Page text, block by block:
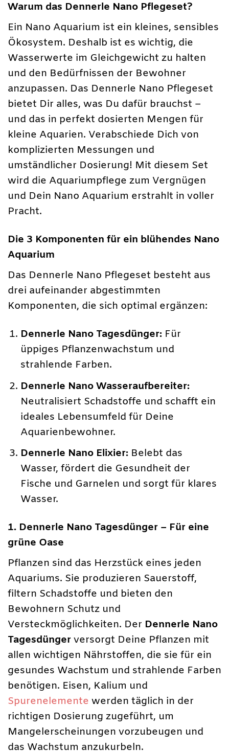
Warum das Dennerle Nano Pflegeset?
Ein Nano Aquarium ist ein kleines, sensibles
Ökosystem. Deshalb ist es wichtig, die
Wasserwerte im Gleichgewicht zu halten
und den Bedürfnissen der Bewohner
anzupassen. Das Dennerle Nano Pflegeset
bietet Dir alles, was Du dafür brauchst –
und das in perfekt dosierten Mengen für
kleine Aquarien. Verabschiede Dich von
komplizierten Messungen und
umständlicher Dosierung! Mit diesem Set
wird die Aquariumpflege zum Vergnügen
und Dein Nano Aquarium erstrahlt in voller
Pracht.
Die 3 Komponenten für ein blühendes Nano
Aquarium
Das Dennerle Nano Pflegeset besteht aus
drei aufeinander abgestimmten
Komponenten, die sich optimal ergänzen:
Dennerle Nano Tagesdünger: Für
üppiges Pflanzenwachstum und
strahlende Farben.
Dennerle Nano Wasseraufbereiter:
Neutralisiert Schadstoffe und schafft ein
ideales Lebensumfeld für Deine
Aquarienbewohner.
Dennerle Nano Elixier: Belebt das
Wasser, fördert die Gesundheit der
Fische und Garnelen und sorgt für klares
Wasser.
1. Dennerle Nano Tagesdünger – Für eine
grüne Oase
Pflanzen sind das Herzstück eines jeden
Aquariums. Sie produzieren Sauerstoff,
filtern Schadstoffe und bieten den
Bewohnern Schutz und
Versteckmöglichkeiten. Der Dennerle Nano
Tagesdüngerversorgt Deine Pflanzen mit
allen wichtigen Nährstoffen, die sie für ein
gesundes Wachstum und strahlende Farben
benötigen. Eisen, Kalium und
Spurenelemente werden täglich in der
richtigen Dosierung zugeführt, um
Mangelerscheinungen vorzubeugen und
das Wachstum anzukurbeln.